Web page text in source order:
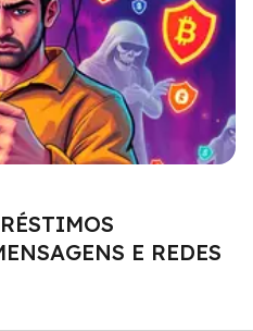
E REDES